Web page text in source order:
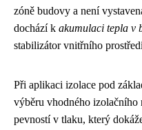
zóně budovy a není
dochází k akumulaci tepla v
stabilizátor vnitřního
Při aplikaci izolace pod
výběru vhodného izolačního
pevností v tlaku, který